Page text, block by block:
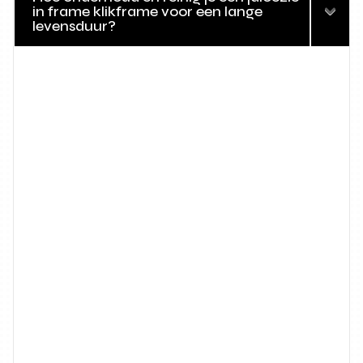
in frame klikframe voor een lange
levensduur?